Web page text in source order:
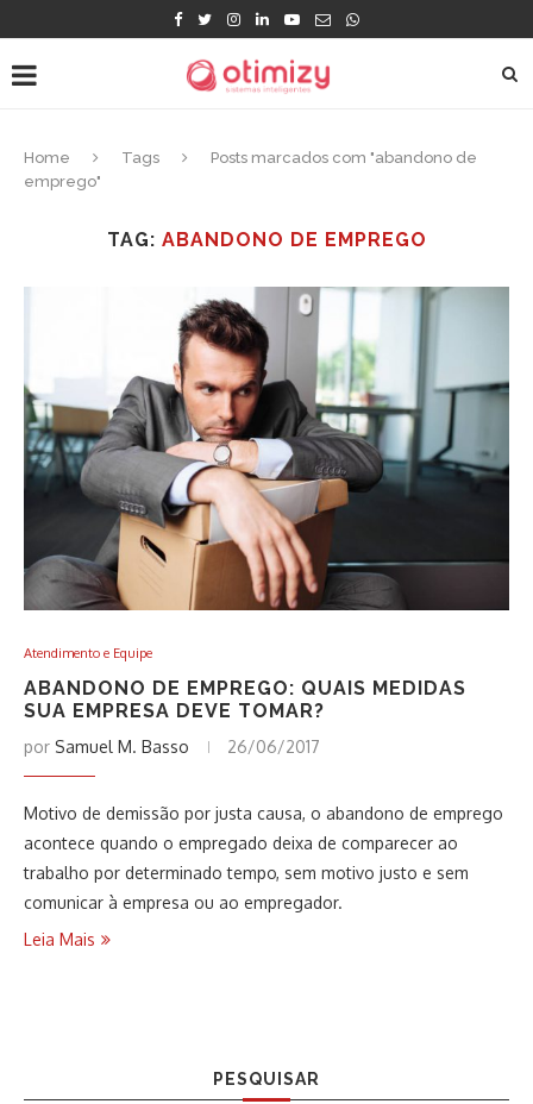
Home Tags
Posts marcados com "abandono de
emprego"
TAG: ABANDONO DE EMPREGO
Atendimento e Equipe
ABANDONO DE EMPREGO: QUAIS MEDIDAS
SUA EMPRESA DEVE TOMAR?
por Samuel M. Basso 26/06/2017
Motivo de demissão por justa causa, o abandono de emprego
acontece quando o empregado deixa de comparecer ao
trabalho por determinado tempo, sem motivo justo e sem
comunicar à empresa ou ao empregador.
Leia Mais
PESQUISAR